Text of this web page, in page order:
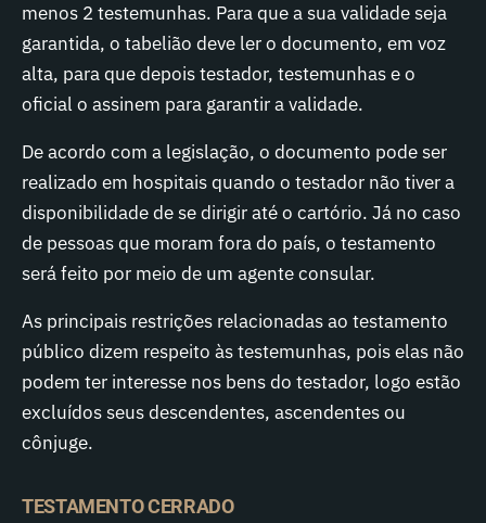
menos 2 testemunhas. Para que a sua validade seja
garantida, o tabelião deve ler o documento, em voz
alta, para que depois testador, testemunhas e o
oficial o assinem para garantir a validade.
De acordo com a legislação, o documento pode ser
realizado em hospitais quando o testador não tiver a
disponibilidade de se dirigir até o cartório. Já no caso
de pessoas que moram fora do país, o testamento
será feito por meio de um agente consular.
As principais restrições relacionadas ao testamento
público dizem respeito às testemunhas, pois elas não
podem ter interesse nos bens do testador, logo estão
excluídos seus descendentes, ascendentes ou
cônjuge.
TESTAMENTO CERRADO